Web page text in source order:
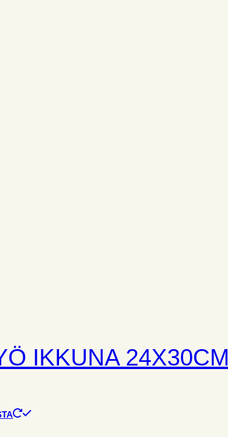
IKKUNA 24X30CM